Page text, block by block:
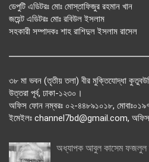
ডেপুটি এডিটরঃ মোঃ মোস্তাফিজুর রহমান খান
জয়েন্ট এডিটরঃ মোঃ রবিউল ইসলাম
সহকারী সম্পাদকঃ শাহ রাশিদুল ইসলাম রাসেল
৩৮ মা ভবন (তৃতীয় তলা) বীর মুক্তিযোদ্ধা
উত্তরা পূর্ব, ঢাকা-১২৩০।
অফিস ফোন নম্বরঃ ০২-৪৪৮৯১০১৮,
ইমেইলঃ channel7bd@gmail.com,
অধ্যাপক আবুল কাসেম ফজলুল